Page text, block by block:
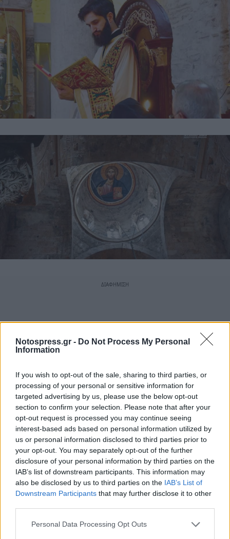
Notospress.gr - Do Not Process My Personal
Information
If you wish to opt-out of the sale, sharing to third parties, or
processing of your personal or sensitive information for
targeted advertising by us, please use the below opt-out
section to confirm your selection. Please note that after your
opt-out request is processed you may continue seeing
interest-based ads based on personal information utilized by
us or personal information disclosed to third parties prior to
your opt-out. You may separately opt-out of the further
disclosure of your personal information by third parties on the
IAB’s list of downstream participants. This information may
also be disclosed by us to third parties on the IAB’s List of
Downstream Participants that may further disclose it to other
Personal Data Processing Opt Outs